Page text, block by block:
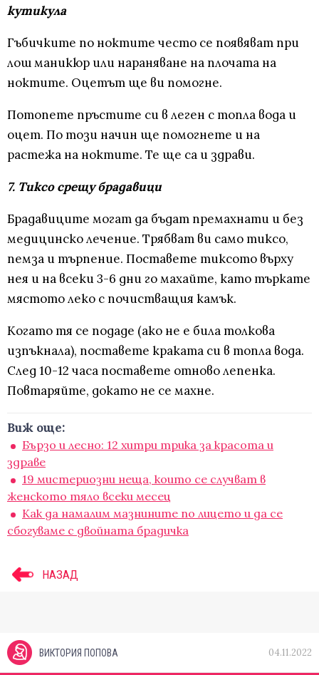
кутикула
Гъбичките по ноктите често се появяват при
лош маникюр или нараняване на плочата на
ноктите. Оцетът ще ви помогне.
Потопете пръстите си в леген с топла вода и
оцет. По този начин ще помогнете и на
растежа на ноктите. Те ще са и здрави.
7. Тиксо срещу брадавици
Брадавиците могат да бъдат премахнати и без
медицинско лечение. Трябват ви само тиксо,
пемза и търпение. Поставете тиксото върху
нея и на всеки 3-6 дни го махайте, като търкате
мястото леко с почистващия камък.
Когато тя се подаде (ако не е била толкова
изпъкнала), поставете краката си в топла вода.
След 10-12 часа поставете отново лепенка.
Повтаряйте, докато не се махне.
Виж още:
Бързо и лесно: 12 хитри трика за красота и
здраве
19 мистериозни неща, които се случват в
женското тяло всеки месец
Как да намалим мазнините по лицето и да се
сбогуваме с двойната брадичка
НАЗАД
ВИКТОРИЯ ПОПОВА 04.11.2022